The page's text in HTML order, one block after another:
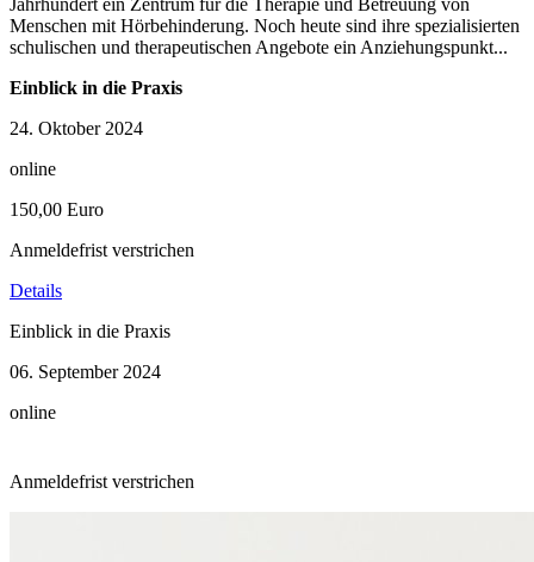
Jahrhundert ein Zentrum für die Therapie und Betreuung von
Menschen mit Hörbehinderung. Noch heute sind ihre spezialisierten
schulischen und therapeutischen Angebote ein Anziehungspunkt...
Einblick in die Praxis
24. Oktober 2024
online
150,00 Euro
Anmeldefrist verstrichen
Details
Einblick in die Praxis
06. September 2024
online
Anmeldefrist verstrichen